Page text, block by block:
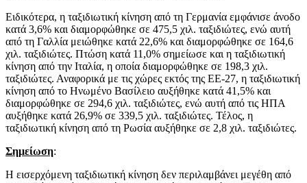
Ειδικότερα, η ταξιδιωτική κίνηση από τη Γερμανία εμφάνισε άνοδο
κατά 3,6% και διαμορφώθηκε σε 475,5 χιλ. ταξιδιώτες, ενώ αυτή
από τη Γαλλία μειώθηκε κατά 22,6% και διαμορφώθηκε σε 164,6
χιλ. ταξιδιώτες. Πτώση κατά 11,0% σημείωσε και η ταξιδιωτική
κίνηση από την Ιταλία, η οποία διαμορφώθηκε σε 198,3 χιλ.
ταξιδιώτες. Αναφορικά με τις χώρες εκτός της ΕΕ‑27, η ταξιδιωτική
κίνηση από το Ηνωμένο Βασίλειο αυξήθηκε κατά 41,5% και
διαμορφώθηκε σε 294,6 χιλ. ταξιδιώτες, ενώ αυτή από τις ΗΠΑ
αυξήθηκε κατά 26,9% σε 339,5 χιλ. ταξιδιώτες. Τέλος, η
ταξιδιωτική κίνηση από τη Ρωσία αυξήθηκε σε 2,8 χιλ. ταξιδιώτες.
Σημείωση:
Η εισερχόμενη ταξιδιωτική κίνηση δεν περιλαμβάνει μεγέθη από